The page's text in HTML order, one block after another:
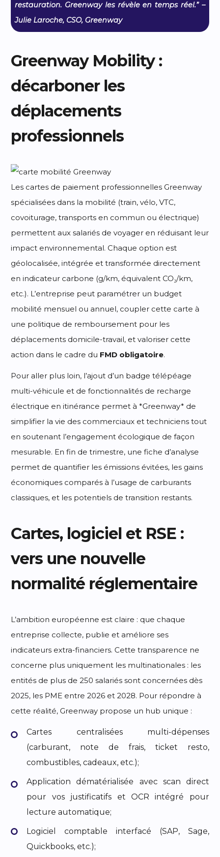
restauration. Greenway les révèle en temps réel.” –
Julie Laroche, CSO, Greenway
Greenway Mobility :
décarboner les
déplacements
professionnels
Les cartes de paiement professionnelles Greenway
spécialisées dans la mobilité (train, vélo, VTC,
covoiturage, transports en commun ou électrique)
permettent aux salariés de voyager en réduisant leur
impact environnemental. Chaque option est
géolocalisée, intégrée et transformée directement
en indicateur carbone (g/km, équivalent CO₂/km,
etc.). L’entreprise peut paramétrer un budget
mobilité mensuel ou annuel, coupler cette carte à
une politique de remboursement pour les
déplacements domicile-travail, et valoriser cette
action dans le cadre du FMD obligatoire.
Pour aller plus loin, l’ajout d’un badge télépéage
multi-véhicule et de fonctionnalités de recharge
électrique en itinérance permet à *Greenway* de
simplifier la vie des commerciaux et techniciens tout
en soutenant l’engagement écologique de façon
mesurable. En fin de trimestre, une fiche d’analyse
permet de quantifier les émissions évitées, les gains
économiques comparés à l’usage de carburants
classiques, et les potentiels de transition restants.
Cartes, logiciel et RSE :
vers une nouvelle
normalité réglementaire
L’ambition européenne est claire : que chaque
entreprise collecte, publie et améliore ses
indicateurs extra-financiers. Cette transparence ne
concerne plus uniquement les multinationales : les
entités de plus de 250 salariés sont concernées dès
2025, les PME entre 2026 et 2028. Pour répondre à
cette réalité, Greenway propose un hub unique :
Cartes centralisées multi-dépenses
(carburant, note de frais, ticket resto,
combustibles, cadeaux, etc.);
Application dématérialisée avec scan direct
pour vos justificatifs et OCR intégré pour
lecture automatique;
Logiciel comptable interfacé (SAP, Sage,
Quickbooks, etc.);